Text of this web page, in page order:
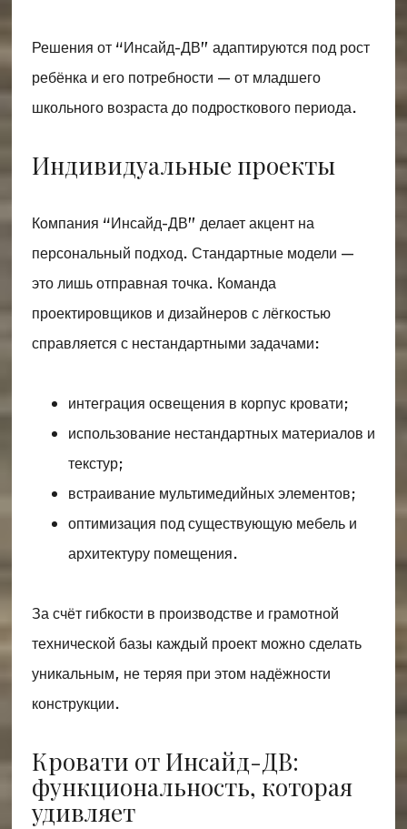
Решения от “Инсайд-ДВ” адаптируются под рост
ребёнка и его потребности — от младшего
школьного возраста до подросткового периода.
Индивидуальные проекты
Компания “Инсайд-ДВ” делает акцент на
персональный подход. Стандартные модели —
это лишь отправная точка. Команда
проектировщиков и дизайнеров с лёгкостью
справляется с нестандартными задачами:
интеграция освещения в корпус кровати;
использование нестандартных материалов и
текстур;
встраивание мультимедийных элементов;
оптимизация под существующую мебель и
архитектуру помещения.
За счёт гибкости в производстве и грамотной
технической базы каждый проект можно сделать
уникальным, не теряя при этом надёжности
конструкции.
Кровати от Инсайд-ДВ:
функциональность, которая
удивляет